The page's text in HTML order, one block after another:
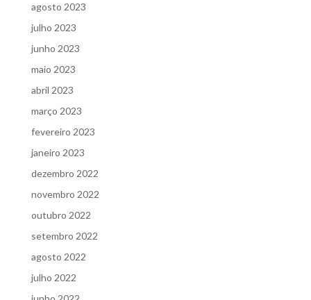
agosto 2023
julho 2023
junho 2023
maio 2023
abril 2023
março 2023
fevereiro 2023
janeiro 2023
dezembro 2022
novembro 2022
outubro 2022
setembro 2022
agosto 2022
julho 2022